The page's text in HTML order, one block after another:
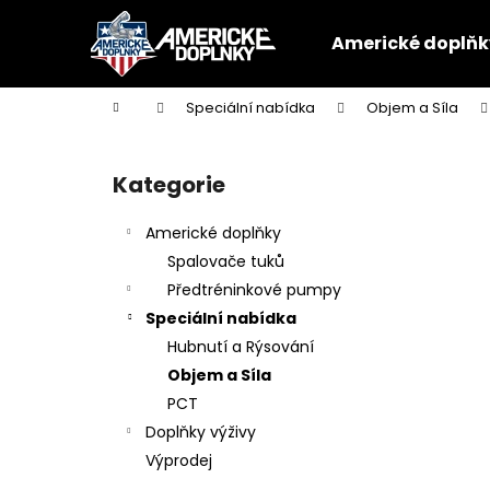
Americké
Domů Speciální nabídka Objem a Síla
Přeskočit
kategorie
Kategorie
Americké doplňky
Spalovače tuků
Předtréninkové pumpy
Speciální nabídka
Hubnutí a Rýsování
Objem a Síla
PCT
Doplňky výživy
Výprodej
í
Zpět
do
Zpět
do